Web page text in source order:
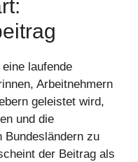
laufende
Arbeitnehmern
geleistet wird,
und die
Bundesländern zu
der Beitrag als